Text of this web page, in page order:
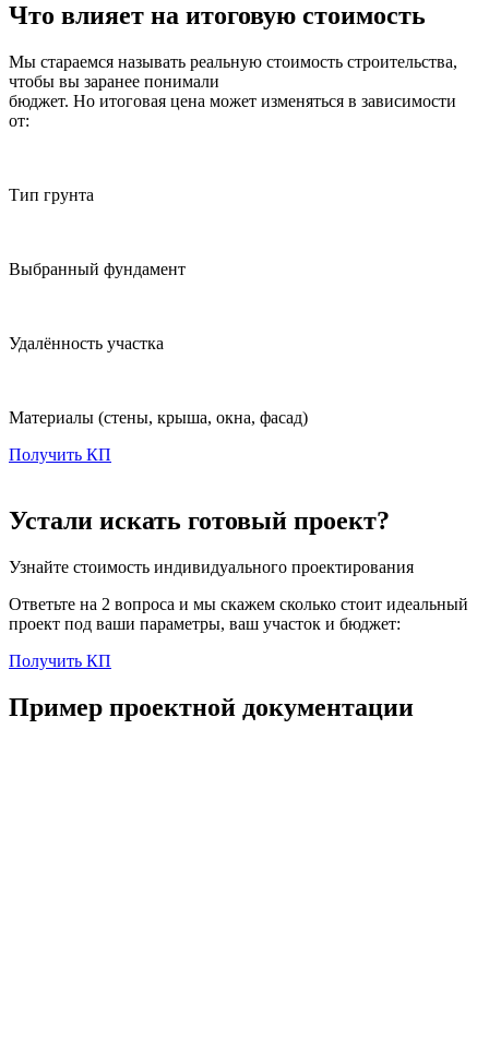
Что влияет на итоговую стоимость
Мы стараемся называть реальную стоимость строительства,
чтобы вы заранее понимали
бюджет. Но итоговая цена может изменяться в зависимости
от:
Тип грунта
Выбранный фундамент
Удалённость участка
Материалы (стены, крыша, окна, фасад)
Получить КП
Устали искать готовый проект?
Узнайте стоимость индивидуального проектирования
Ответьте на 2 вопроса и мы скажем сколько стоит идеальный
проект под ваши параметры, ваш участок и бюджет:
Получить КП
Пример проектной документации